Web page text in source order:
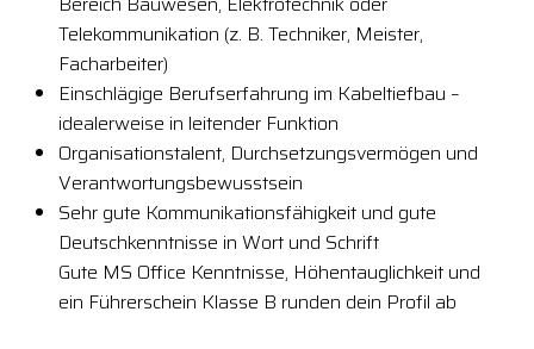
Telekommunikation (z. B. Techniker, Meister,
Facharbeiter)
Einschlägige Berufserfahrung im Kabeltiefbau –
idealerweise in leitender Funktion
Organisationstalent, Durchsetzungsvermögen und
Verantwortungsbewusstsein
Sehr gute Kommunikationsfähigkeit und gute
Deutschkenntnisse in Wort und Schrift
Gute MS Office Kenntnisse, Höhentauglichkeit und
ein Führerschein Klasse B runden dein Profil ab